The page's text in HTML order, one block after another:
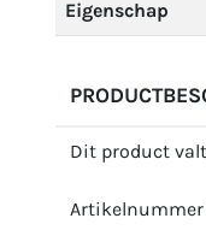
Eigenschap
Dit product
Artikelnummer